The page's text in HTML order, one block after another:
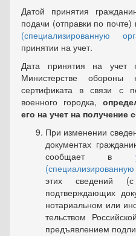
Датой принятия
подачи (отправки по
(специализирован­ную
принятии на учет.
Дата принятия на учет
Министерстве
сертификата в связи с
военного городка,
его на учет на получение
При изменении
докумен­тах
сообщает в
этих сведений (с
подтверждающих
нотариальном или
тельством
предъявлением